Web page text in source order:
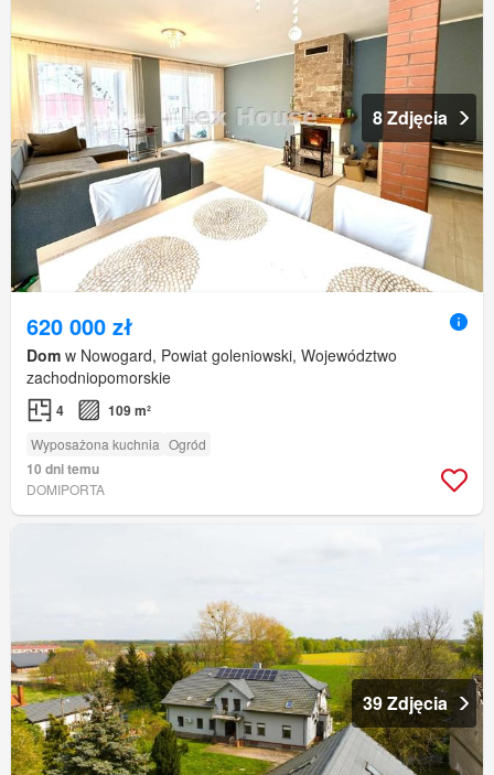
8 Zdjęcia
620 000 zł
Dom w Nowogard, Powiat goleniowski, Województwo
zachodniopomorskie
4 109 m²
Wyposażona kuchnia Ogród
10 dni temu
DOMIPORTA
39 Zdjęcia